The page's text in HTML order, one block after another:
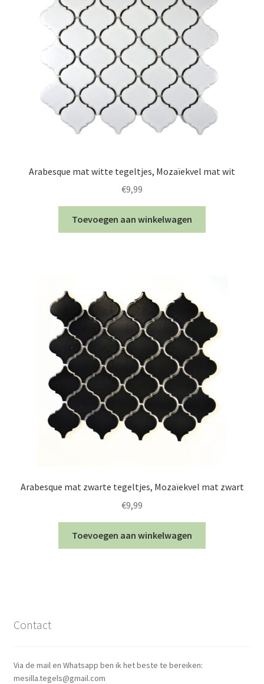
Arabesque mat witte tegeltjes, Mozaïekvel mat wit
€9,99
Toevoegen aan winkelwagen
Arabesque mat zwarte tegeltjes, Mozaïekvel mat zwart
€9,99
Toevoegen aan winkelwagen
Contact
Via de mail en Whatsapp ben ik het beste te bereiken:
mesilla.tegels@gmail.com